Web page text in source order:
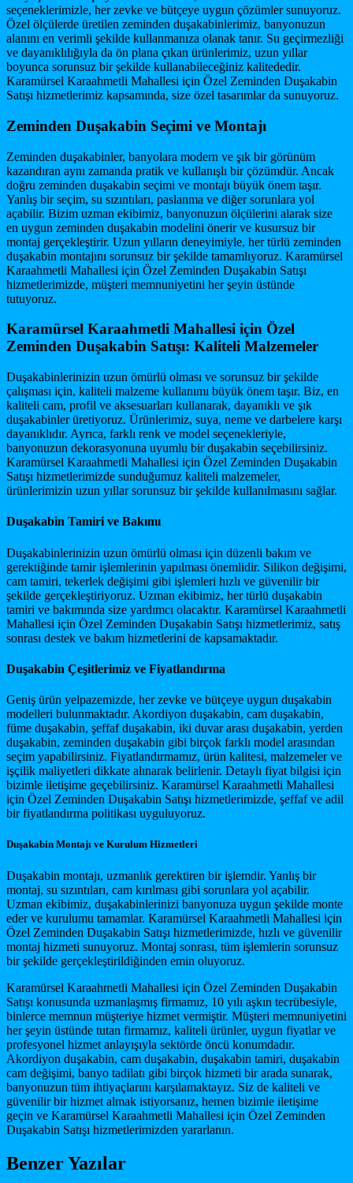
seçeneklerimizle, her zevke ve bütçeye uygun çözümler sunuyoruz.
Özel ölçülerde üretilen zeminden duşakabinlerimiz, banyonuzun
alanını en verimli şekilde kullanmanıza olanak tanır. Su geçirmezliği
ve dayanıklılığıyla da ön plana çıkan ürünlerimiz, uzun yıllar
boyunca sorunsuz bir şekilde kullanabileceğiniz kalitededir.
Karamürsel Karaahmetli Mahallesi için Özel Zeminden Duşakabin
Satışı hizmetlerimiz kapsamında, size özel tasarımlar da sunuyoruz.
Zeminden Duşakabin Seçimi ve Montajı
Zeminden duşakabinler, banyolara modern ve şık bir görünüm
kazandıran aynı zamanda pratik ve kullanışlı bir çözümdür. Ancak
doğru zeminden duşakabin seçimi ve montajı büyük önem taşır.
Yanlış bir seçim, su sızıntıları, paslanma ve diğer sorunlara yol
açabilir. Bizim uzman ekibimiz, banyonuzun ölçülerini alarak size
en uygun zeminden duşakabin modelini önerir ve kusursuz bir
montaj gerçekleştirir. Uzun yılların deneyimiyle, her türlü zeminden
duşakabin montajını sorunsuz bir şekilde tamamlıyoruz. Karamürsel
Karaahmetli Mahallesi için Özel Zeminden Duşakabin Satışı
hizmetlerimizde, müşteri memnuniyetini her şeyin üstünde
tutuyoruz.
Karamürsel Karaahmetli Mahallesi için Özel
Zeminden Duşakabin Satışı: Kaliteli Malzemeler
Duşakabinlerinizin uzun ömürlü olması ve sorunsuz bir şekilde
çalışması için, kaliteli malzeme kullanımı büyük önem taşır. Biz, en
kaliteli cam, profil ve aksesuarları kullanarak, dayanıklı ve şık
duşakabinler üretiyoruz. Ürünlerimiz, suya, neme ve darbelere karşı
dayanıklıdır. Ayrıca, farklı renk ve model seçenekleriyle,
banyonuzun dekorasyonuna uyumlu bir duşakabin seçebilirsiniz.
Karamürsel Karaahmetli Mahallesi için Özel Zeminden Duşakabin
Satışı hizmetlerimizde sunduğumuz kaliteli malzemeler,
ürünlerimizin uzun yıllar sorunsuz bir şekilde kullanılmasını sağlar.
Duşakabin Tamiri ve Bakımı
Duşakabinlerinizin uzun ömürlü olması için düzenli bakım ve
gerektiğinde tamir işlemlerinin yapılması önemlidir. Silikon değişimi,
cam tamiri, tekerlek değişimi gibi işlemleri hızlı ve güvenilir bir
şekilde gerçekleştiriyoruz. Uzman ekibimiz, her türlü duşakabin
tamiri ve bakımında size yardımcı olacaktır. Karamürsel Karaahmetli
Mahallesi için Özel Zeminden Duşakabin Satışı hizmetlerimiz, satış
sonrası destek ve bakım hizmetlerini de kapsamaktadır.
Duşakabin Çeşitlerimiz ve Fiyatlandırma
Geniş ürün yelpazemizde, her zevke ve bütçeye uygun duşakabin
modelleri bulunmaktadır. Akordiyon duşakabin, cam duşakabin,
füme duşakabin, şeffaf duşakabin, iki duvar arası duşakabin, yerden
duşakabin, zeminden duşakabin gibi birçok farklı model arasından
seçim yapabilirsiniz. Fiyatlandırmamız, ürün kalitesi, malzemeler ve
işçilik maliyetleri dikkate alınarak belirlenir. Detaylı fiyat bilgisi için
bizimle iletişime geçebilirsiniz. Karamürsel Karaahmetli Mahallesi
için Özel Zeminden Duşakabin Satışı hizmetlerimizde, şeffaf ve adil
bir fiyatlandırma politikası uyguluyoruz.
Duşakabin Montajı ve Kurulum Hizmetleri
Duşakabin montajı, uzmanlık gerektiren bir işlemdir. Yanlış bir
montaj, su sızıntıları, cam kırılması gibi sorunlara yol açabilir.
Uzman ekibimiz, duşakabinlerinizi banyonuza uygun şekilde monte
eder ve kurulumu tamamlar. Karamürsel Karaahmetli Mahallesi için
Özel Zeminden Duşakabin Satışı hizmetlerimizde, hızlı ve güvenilir
montaj hizmeti sunuyoruz. Montaj sonrası, tüm işlemlerin sorunsuz
bir şekilde gerçekleştirildiğinden emin oluyoruz.
Karamürsel Karaahmetli Mahallesi için Özel Zeminden Duşakabin
Satışı konusunda uzmanlaşmış firmamız, 10 yılı aşkın tecrübesiyle,
binlerce memnun müşteriye hizmet vermiştir. Müşteri memnuniyetini
her şeyin üstünde tutan firmamız, kaliteli ürünler, uygun fiyatlar ve
profesyonel hizmet anlayışıyla sektörde öncü konumdadır.
Akordiyon duşakabin, cam duşakabin, duşakabin tamiri, duşakabin
cam değişimi, banyo tadilatı gibi birçok hizmeti bir arada sunarak,
banyonuzun tüm ihtiyaçlarını karşılamaktayız. Siz de kaliteli ve
güvenilir bir hizmet almak istiyorsanız, hemen bizimle iletişime
geçin ve Karamürsel Karaahmetli Mahallesi için Özel Zeminden
Duşakabin Satışı hizmetlerimizden yararlanın.
Benzer Yazılar